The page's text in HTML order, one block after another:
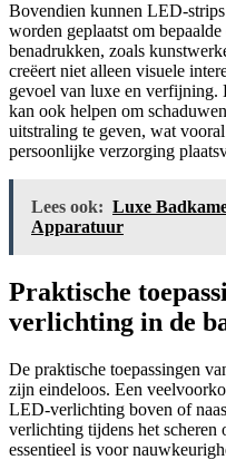
Bovendien kunnen LED-
worden geplaatst om
benadrukken, zoals
creëert niet alleen visuele
gevoel van luxe en
kan ook helpen om
uitstraling te geven, wat
persoonlijke verzorging
Lees ook: Luxe
Apparatuur
Praktische
verlichting in de
De praktische toepassingen
zijn eindeloos. Een
LED-verlichting boven of
verlichting tijdens het scheren
essentieel is voor